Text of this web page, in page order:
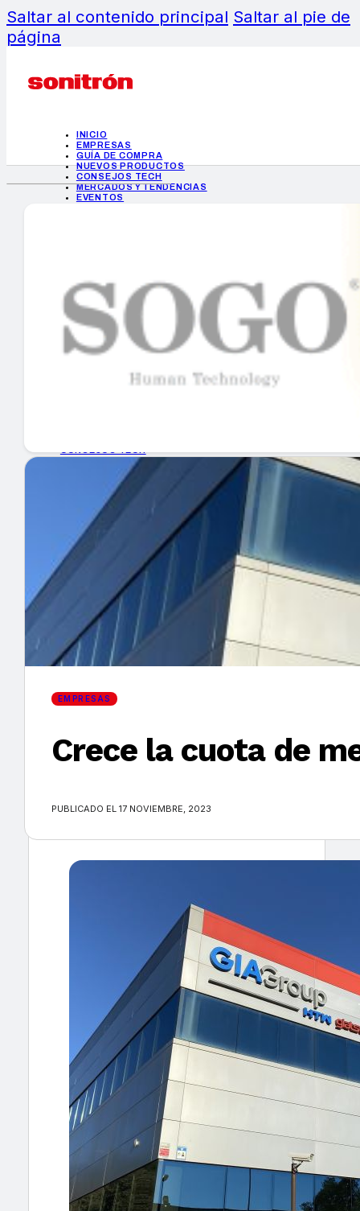
Saltar al contenido principal Saltar al pie de
página
INICIO
EMPRESAS
GUÍA DE COMPRA
NUEVOS PRODUCTOS
CONSEJOS TECH
MERCADOS Y TENDENCIAS
EVENTOS
INICIO
EMPRESAS
GUÍA DE COMPRA
MERCADOS Y TENDENCIAS
EVENTOS
HEMEROTECA
Encuentra tu noticia
EMPRESAS
Crece la cuota de
PUBLICADO EL 17 NOVIEMBRE, 2023